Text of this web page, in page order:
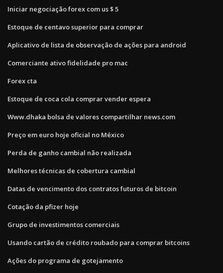
Iniciar negociação forex com us $ 5
Estoque de centavo superior para comprar
Aplicativo de lista de observação de ações para android
Comerciante ativo fidelidade pro mac
Forex cta
Estoque de coca cola comprar vender espera
Www.dhaka bolsa de valores compartilhar news.com
Preço em euro hoje oficial no México
Perda de ganho cambial não realizada
Melhores técnicas de cobertura cambial
Datas de vencimento dos contratos futuros de bitcoin
Cotação da pfizer hoje
Grupo de investimentos comerciais
Usando cartão de crédito roubado para comprar bitcoins
Ações do programa de gotejamento